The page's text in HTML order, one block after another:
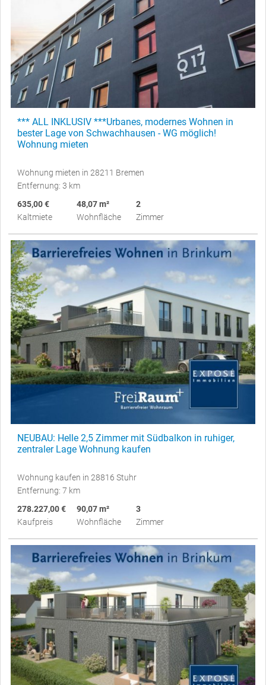
*** ALL INKLUSIV ***Urbanes, modernes Wohnen in
bester Lage von Schwachhausen - WG möglich!
Wohnung mieten
Wohnung mieten in 28211 Bremen
Entfernung: 3 km
635,00 €
Kaltmiete
48,07 m²
Wohnfläche
2
Zimmer
NEUBAU: Helle 2,5 Zimmer mit Südbalkon in ruhiger,
zentraler Lage Wohnung kaufen
Wohnung kaufen in 28816 Stuhr
Entfernung: 7 km
278.227,00 €
Kaufpreis
90,07 m²
Wohnfläche
3
Zimmer